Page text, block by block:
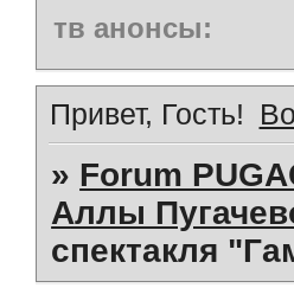
тв анонсы:
Привет, Гость!
» Forum
Аллы
спектакля